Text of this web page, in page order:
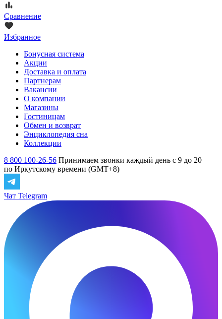
Сравнение
Избранное
Бонусная система
Акции
Доставка и оплата
Партнерам
Вакансии
О компании
Магазины
Гостиницам
Обмен и возврат
Энциклопедия сна
Коллекции
8 800 100-26-56 Принимаем звонки каждый день с 9 до 20
по Иркутскому времени (GMT+8)
Чат Telegram